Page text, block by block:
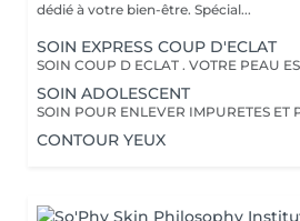
dédié à votre bien-être. Spécial...
SOIN EXPRESS COUP D'ECLAT
SOIN ADOLESCENT
SOIN POUR ENLEVER IMPURETES ET
CONTOUR YEUX